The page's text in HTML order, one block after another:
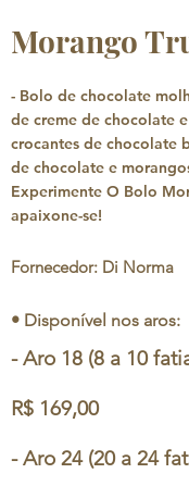
Morango
- Bolo de chocolate
de creme de chocolate
crocantes de chocolate
de chocolate e
Experimente O Bolo
apaixone-se!
Fornecedor: Di Norma
• Disponível nos aros:
- Aro 18 (8 a 10
R$ 169,00
- Aro 24 (20 a 24